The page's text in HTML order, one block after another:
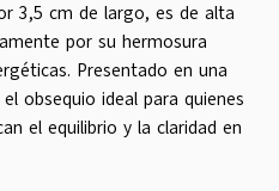
3,5 cm de largo, es de alta
por su hermosura
Presentado en una
obsequio ideal para quienes
el equilibrio y la claridad en